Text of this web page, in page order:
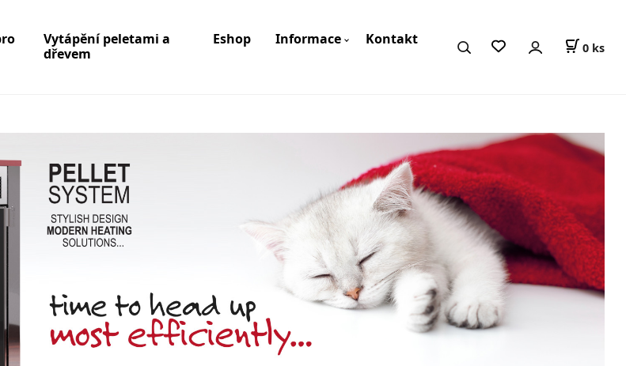
Vytápění peletami a
dřevem
Eshop Informace Kontakt 0 ks